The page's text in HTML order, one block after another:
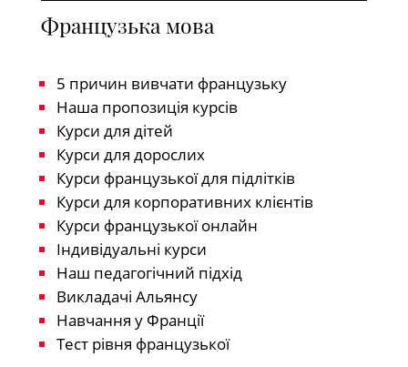
Французька мова
5 причин вивчати французьку
Наша пропозиція курсів
Курси для дітей
Курси для дорослих
Курси французької для підлітків
Курси для корпоративних клієнтів
Курси французької онлайн
Індивідуальні курси
Наш педагогічний підхід
Викладачі Альянсу
Навчання у Франції
Тест рівня французької